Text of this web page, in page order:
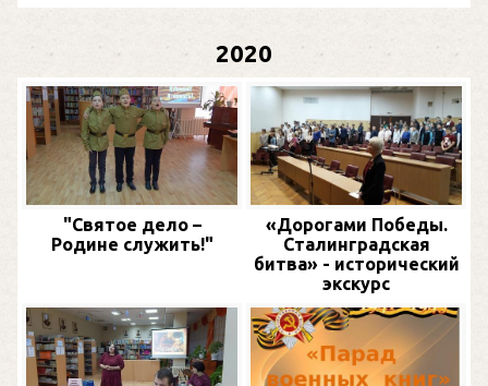
2020
"Святое дело –
Родине служить!"
«Дорогами Победы.
Сталинградская
битва» - исторический
экскурс